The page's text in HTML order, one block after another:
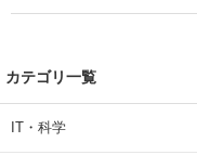
カテゴリ一覧
IT・科学